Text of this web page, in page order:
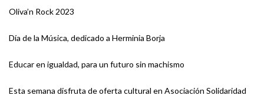
Oliva’n Rock 2023
Día de la Música, dedicado a Herminia Borja
Educar en igualdad, para un futuro sin machismo
Esta semana disfruta de oferta cultural en Asociación Solidaridad